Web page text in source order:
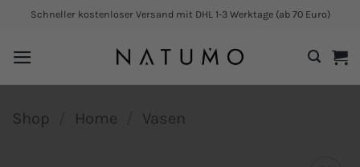
springen
Schneller kostenloser Versand mit DHL 1-3 Werktage (ab 70 Euro)
Shop Home Vasen